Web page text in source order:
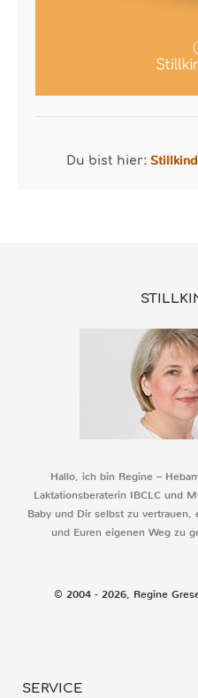
Du bist hier:
Hallo, ich bin Regine –
Laktationsberaterin IBCLC und
Baby und Dir selbst zu
und Euren eigenen Weg zu
© 2004 - 2026, Regine
SERVICE